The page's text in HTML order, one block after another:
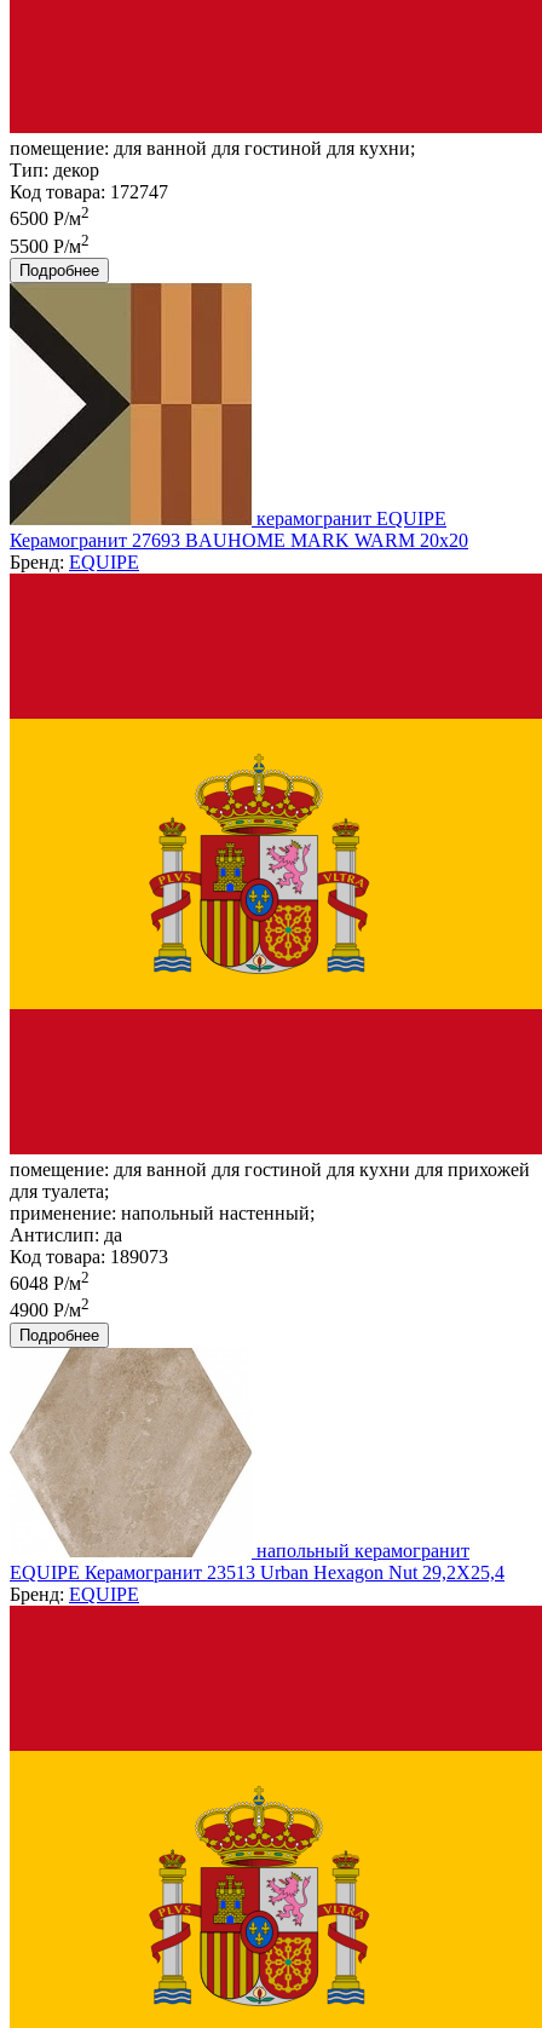
помещение: для ванной для гостиной для кухни;
Тип: декор
Код товара: 172747
6500 Р/м2
5500 Р/м2
Подробнее
керамогранит EQUIPE
Керамогранит 27693 BAUHOME MARK WARM 20x20
Бренд: EQUIPE
помещение: для ванной для гостиной для кухни для прихожей
для туалета;
применение: напольный настенный;
Антислип: да
Код товара: 189073
6048 Р/м2
4900 Р/м2
Подробнее
напольный керамогранит
EQUIPE Керамогранит 23513 Urban Hexagon Nut 29,2X25,4
Бренд: EQUIPE